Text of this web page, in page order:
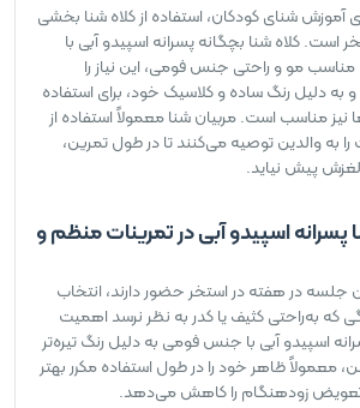
آموزش شنای کودکان، استفاده از کلاه شنا بخشی
است. کلاه شنا بچگانه پسرانه اسپیدو آبی با
مو و راحتی جنس فومی، این نیاز را
به دلیل رنگ ساده و کلاسیک خود، برای استفاده
نیز مناسب است. مربیان شنا معمولاً استفاده از
به والدین توصیه می‌کنند تا در طول تمرین،
پیش نیاید.
پسرانه اسپیدو آبی در تمرینات منظم و
جلسه در هفته در استخر حضور دارند، انتخاب
که به‌راحتی کثیف یا کدر به نظر نرسد اهمیت
اسپیدو آبی با جنس فومی به دلیل رنگ تیره‌تر
معمولاً ظاهر خود را در طول استفاده مکرر بهتر
تعویض زودهنگام را کاهش می‌دهد.